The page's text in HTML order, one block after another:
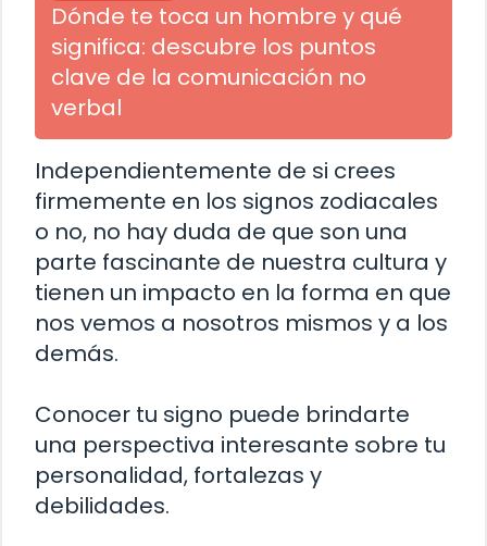
Dónde te toca un hombre y qué
significa: descubre los puntos
clave de la comunicación no
verbal
Independientemente de si crees
firmemente en los signos zodiacales
o no, no hay duda de que son una
parte fascinante de nuestra cultura y
tienen un impacto en la forma en que
nos vemos a nosotros mismos y a los
demás.
Conocer tu signo puede brindarte
una perspectiva interesante sobre tu
personalidad, fortalezas y
debilidades.